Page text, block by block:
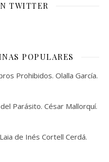
TWITTER
POPULARES
Prohibidos. Olalla García.
Parásito. César Mallorquí.
de Inés Cortell Cerdá.